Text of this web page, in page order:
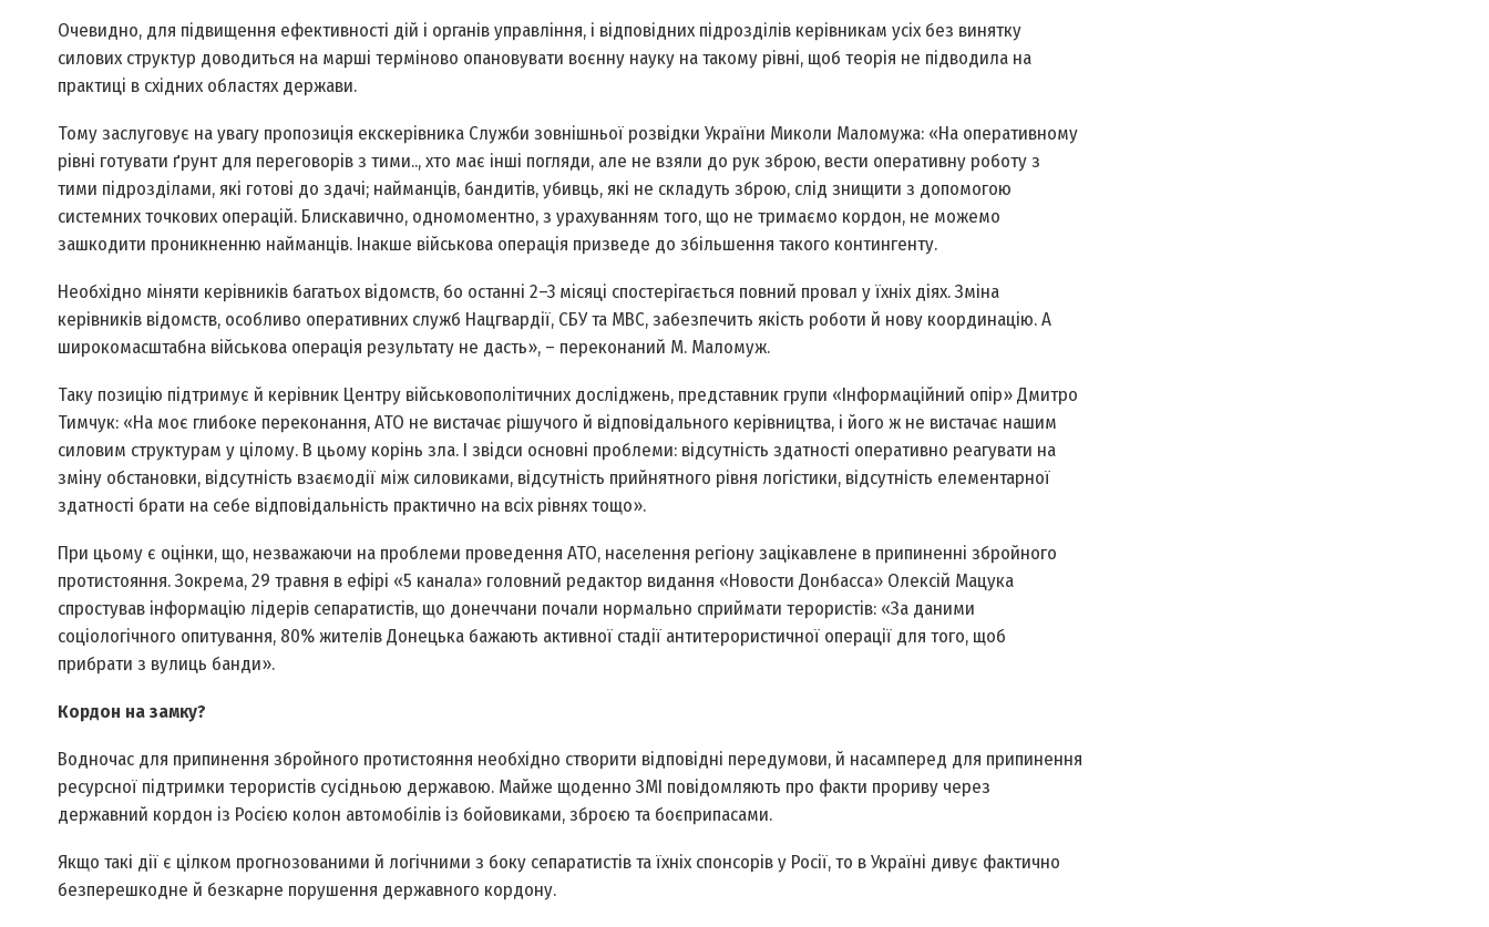
Очевидно, для підвищення ефективності дій і органів управління, і відповідних підрозділів керівникам усіх без винятку
силових структур доводиться на марші терміново опановувати воєнну науку на такому рівні, щоб теорія не підводила на
практиці в східних областях держави.
Тому заслуговує на увагу пропозиція екс­керівника Служби зов­нішньої розвідки України Миколи Маломужа: «На оперативному
рівні готувати ґрунт для переговорів з тими.., хто має інші погляди, але не взяли до рук зброю, вести оперативну роботу з
тими підрозділами, які готові до здачі; найманців, бандитів, убивць, які не складуть зброю, слід знищити з допомогою
системних точкових операцій. Блискавично, одномоментно, з урахуванням того, що не тримаємо кордон, не можемо
зашкодити проникненню найманців. Інакше військова операція призведе до збільшення такого контингенту.
Необхідно міняти керівників багатьох відомств, бо останні 2–3 місяці спостерігається повний провал у їхніх діях. Зміна
керівників відомств, особливо оперативних служб Нац­гвардії, СБУ та МВС, забезпечить якість роботи й нову координацію. А
широкомасштабна військова операція результату не дасть», – переконаний М. Маломуж.
Таку позицію підтримує й керівник Центру військово­політичних досліджень, представник групи «Інформаційний опір» Дмитро
Тимчук: «На моє глибоке переконання, АТО не вистачає рішучого й відповідального керівництва, і його ж не вистачає нашим
силовим структурам у цілому. В цьому корінь зла. І звідси основні проблеми: відсутність здатності оперативно реагувати на
зміну обстановки, відсутність взаємодії між силовиками, відсутність прий­нятного рівня логістики, відсутність елементарної
здатності брати на себе відповідальність практично на всіх рівнях тощо».
При цьому є оцінки, що, незважаючи на проблеми проведення АТО, населення регіону зацікавлене в припиненні збройного
протистояння. Зокрема, 29 травня в ефірі «5 канала» головний редактор видання «Новости Донбасса» Олексій Мацука
спростував інформацію лідерів сепаратистів, що донеччани почали нормально сприймати терористів: «За даними
соціологічного опитування, 80% жителів Донецька бажають активної стадії антитерористичної операції для того, щоб
прибрати з вулиць банди».
Кордон на замку?
Водночас для припинення збройного протистояння необхідно створити відповідні передумови, й насамперед для припинення
ресурсної підтримки терористів сусідньою державою. Майже щоденно ЗМІ повідомляють про факти прориву через
державний кордон із Росією колон автомобілів із бойовиками, зброєю та боєприпасами.
Якщо такі дії є цілком прогнозованими й логічними з боку сепаратистів та їхніх спонсорів у Росії, то в Україні дивує фактично
безперешкодне й безкарне порушення державного кордону.